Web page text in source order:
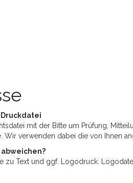
mit der Bitte um Prüfung,
verwenden dabei die von Ihnen
zu Text und ggf. Logodruck.